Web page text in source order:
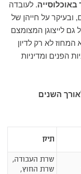
. לעובדה
ובעיקר על חייהן של
גם לייצוגן המצומצם
היא המחוז לא רק לדיון
הפנים ומדיניות
השנים
תיק
שרת העבודה,
שרת החוץ,